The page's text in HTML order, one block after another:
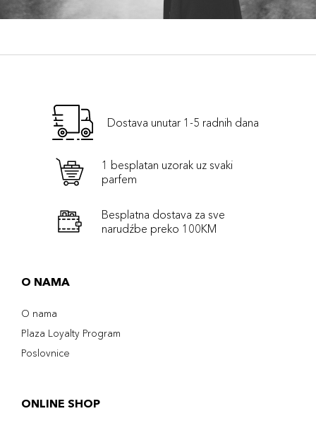
Dostava unutar 1-5 radnih dana
1 besplatan uzorak uz svaki
parfem
Besplatna dostava za sve
narudźbe preko 100KM
O NAMA
O nama
Plaza Loyalty Program
Poslovnice
ONLINE SHOP